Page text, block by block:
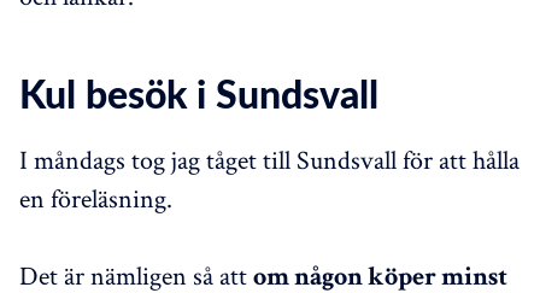
Kul besök i Sundsvall
I måndags tog jag tåget till Sundsvall för att hålla
en föreläsning.
Det är nämligen så att om någon köper minst